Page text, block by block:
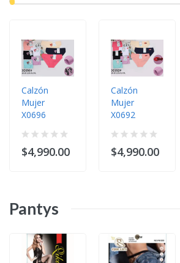
Calzón
Mujer
X0696
$4,990.00
Calzón
Mujer
X0692
$4,990.00
Pantys